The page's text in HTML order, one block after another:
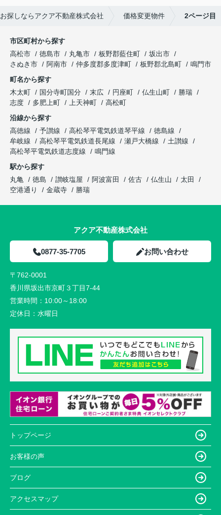
探しならアクア不動産株式会社 価格変更物件 2ページ目
市区町村から探す
高松市
徳島市 丸亀市 板野郡藍住町
坂出市
さぬき市
阿南市 仲多度郡多度津町 板野郡北島町
鳴門市
町名から探す
木太町
国分寺町国分 末広 円座町 仏生山町
勝瑞
志度
多肥上町 上天神町
高松町
沿線から探す
高徳線
予讃線 高松琴平電気鉄道琴平線
徳島線
牟岐線
高松琴平電気鉄道長尾線 瀬戸大橋線
土讃線
高松琴平電気鉄道志度線
鳴門線
駅から探す
丸亀
徳島 讃岐塩屋 阿波富田 佐古 仏生山
太田
空港通り
金蔵寺 勝瑞
アクア不動産株式会社
0877-35-7705 お問い合わせ
〒762-0001
香川県坂出市京町３丁目7-44
営業時間： 10:00～18:00
定休日： 水曜日
トップページ
お客様の声
ブログ
アクセスマップ